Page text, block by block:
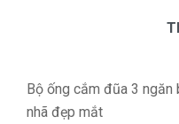
Bộ ống cắm đũa 3 ngăn
nhã đẹp mắt